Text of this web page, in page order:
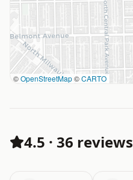
©OpenStreetMap©CARTO
4.5 · 36 reviews